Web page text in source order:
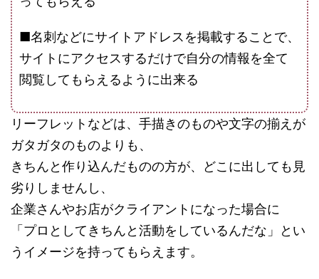
■名刺などにサイトアドレスを掲載することで、
サイトにアクセスするだけで自分の情報を全て
閲覧してもらえるように出来る
リーフレットなどは、手描きのものや文字の揃えが
ガタガタのものよりも、
きちんと作り込んだものの方が、どこに出しても見
劣りしませんし、
企業さんやお店がクライアントになった場合に
「プロとしてきちんと活動をしているんだな」とい
うイメージを持ってもらえます。